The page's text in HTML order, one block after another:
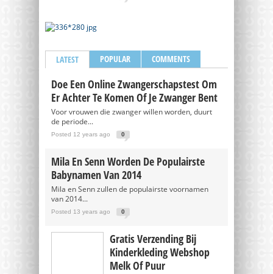
LATEST POPULAR COMMENTS
Doe Een Online Zwangerschapstest Om
Er Achter Te Komen Of Je Zwanger Bent
Voor vrouwen die zwanger willen worden, duurt
de periode...
Posted 12 years ago 0
Mila En Senn Worden De Populairste
Babynamen Van 2014
Mila en Senn zullen de populairste voornamen
van 2014...
Posted 13 years ago 0
Gratis Verzending Bij
Kinderkleding Webshop
Melk Of Puur